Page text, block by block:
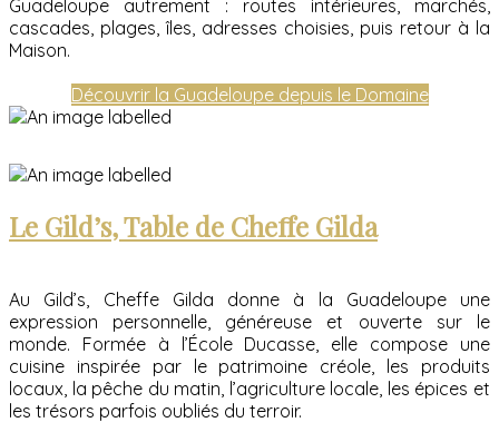
Guadeloupe autrement : routes intérieures, marchés,
cascades, plages, îles, adresses choisies, puis retour à la
Maison.
Découvrir la Guadeloupe depuis le Domaine
Le Gild’s, Table de Cheffe Gilda
Au Gild’s, Cheffe Gilda donne à la Guadeloupe une
expression personnelle, généreuse et ouverte sur le
monde. Formée à l’École Ducasse, elle compose une
cuisine inspirée par le patrimoine créole, les produits
locaux, la pêche du matin, l’agriculture locale, les épices et
les trésors parfois oubliés du terroir.